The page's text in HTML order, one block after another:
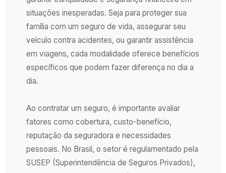
situações inesperadas. Seja para proteger sua
família com um seguro de vida, assegurar seu
veículo contra acidentes, ou garantir assistência
em viagens, cada modalidade oferece benefícios
específicos que podem fazer diferença no dia a
dia.
Ao contratar um seguro, é importante avaliar
fatores como cobertura, custo-benefício,
reputação da seguradora e necessidades
pessoais. No Brasil, o setor é regulamentado pela
SUSEP (Superintendência de Seguros Privados),